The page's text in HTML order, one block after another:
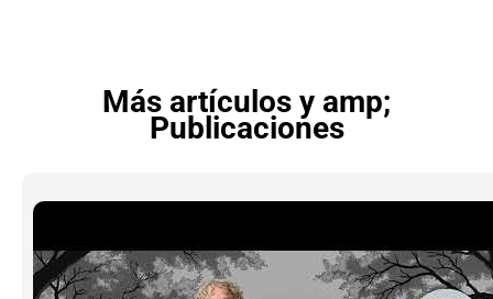
Más artículos y amp;
Publicaciones